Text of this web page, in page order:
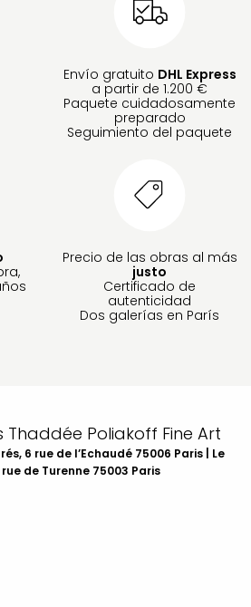
Envío gratuito DHL Express
a partir de 1.200 €
Paquete cuidadosamente
preparado
Seguimiento del paquete
Precio de las obras al más
justo
Certificado de
autenticidad
Dos galerías en París
Thaddée Poliakoff Fine Art
6 rue de l’Echaudé 75006 Paris | Le
de Turenne 75003 Paris